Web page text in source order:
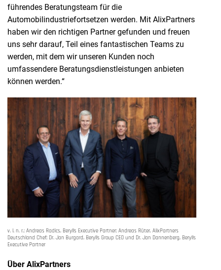
führendes Beratungsteam für die
Automobilindustriefortsetzen werden. Mit AlixPartners
haben wir den richtigen Partner gefunden und freuen
uns sehr darauf, Teil eines fantastischen Teams zu
werden, mit dem wir unseren Kunden noch
umfassendere Beratungsdienstleistungen anbieten
können werden.“
v. l. n. r.: Andreas Radics, Berylls Executive Partner; Andreas Rüter, AlixPartners
Deutschland Chef; Dr. Jan Burgard, Berylls Group CEO und Dr. Jan Dannenberg, Berylls
Executive Partner
Über AlixPartners